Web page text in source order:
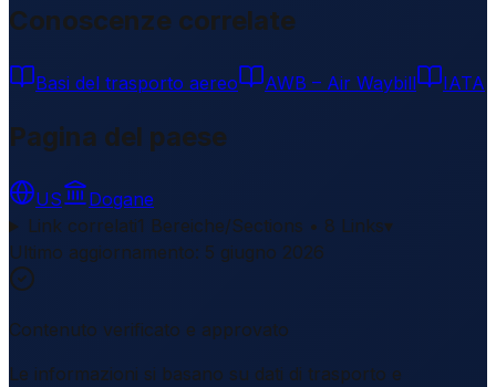
Conoscenze correlate
Basi del trasporto aereo AWB – Air Waybill IATA
Pagina del paese
US
Dogane
Link correlati1 Bereiche/Sections • 8 Links▾
Ultimo aggiornamento: 5 giugno 2026
Contenuto verificato e approvato
Le informazioni si basano su dati di trasporto e